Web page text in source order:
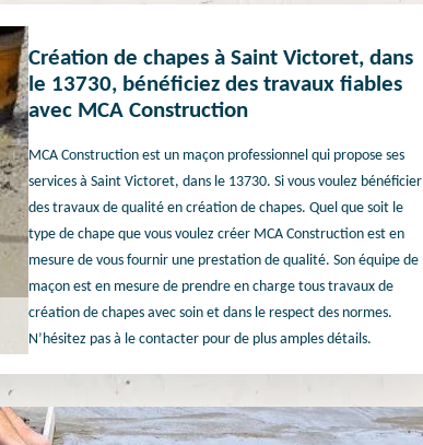
Création de chapes à Saint Victoret, dans
le 13730, bénéficiez des travaux fiables
avec MCA Construction
MCA Construction est un maçon professionnel qui propose ses
services à Saint Victoret, dans le 13730. Si vous voulez bénéficier
des travaux de qualité en création de chapes. Quel que soit le
type de chape que vous voulez créer MCA Construction est en
mesure de vous fournir une prestation de qualité. Son équipe de
maçon est en mesure de prendre en charge tous travaux de
création de chapes avec soin et dans le respect des normes.
N’hésitez pas à le contacter pour de plus amples détails.